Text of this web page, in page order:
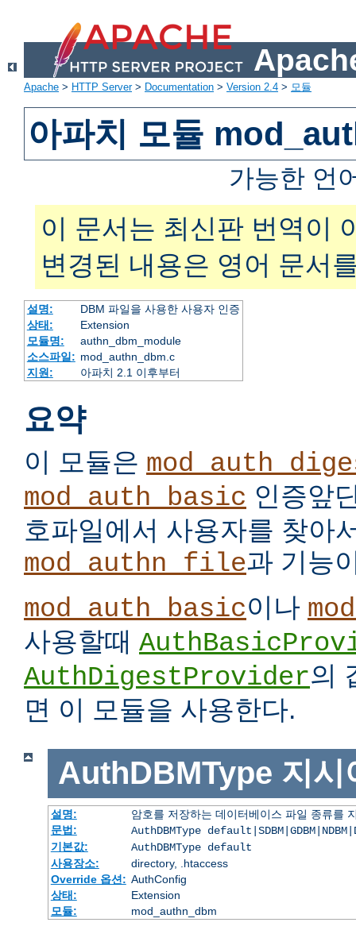
Apache > HTTP Server> Documentation > Version 2.4 > 모듈
아파치 모듈
가능한 언
이 문서는 최신판 번역이
변경된 내용은 영어 문서
설명:
DBM 파일을 사용한 사용자 인증
상태:
Extension
모듈명:
authn_dbm_module
소스파일: mod_authn_dbm.c
지원:
아파치 2.1 이후부터
요약
이 모듈은
mod_auth_basic 인증앞
호파일에서 사용자를 찾아
mod_authn_file과 기능
mod_auth_basic이나
사용할때
AuthDigestProvider의
면 이 모듈을 사용한다.
AuthDBMType 지시
설명:
암호를 저장하는 데이터베이스 파일 종류를
문법:
AuthDBMType
기본값:
AuthDBMType default
사용장소:
directory, .htaccess
Override 옵션: AuthConfig
상태:
Extension
모듈:
mod_authn_dbm